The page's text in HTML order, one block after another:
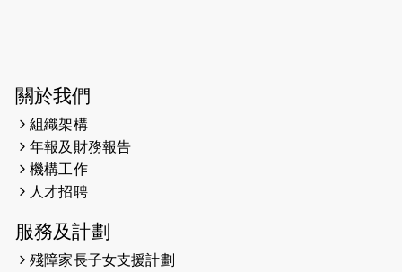
2024-01-01
2023-11-28
2023-09-30
共融理念 港聞 2023.09.30 金金
關於我們
組織架構
年報及財務報告
機構工作
人才招聘
服務及計劃
殘障家長子女支援計劃